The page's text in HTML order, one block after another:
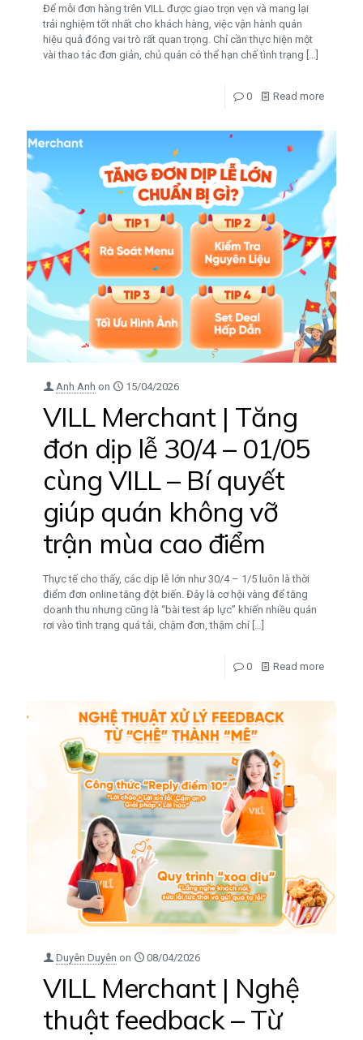
Để mỗi đơn hàng trên VILL được giao trọn vẹn và mang lại
trải nghiệm tốt nhất cho khách hàng, việc vận hành quán
hiệu quả đóng vai trò rất quan trọng. Chỉ cần thực hiện một
vài thao tác đơn giản, chủ quán có thể hạn chế tình trạng […]
0 Read more
Anh Anh on 15/04/2026
VILL Merchant | Tăng
đơn dịp lễ 30/4 – 01/05
cùng VILL – Bí quyết
giúp quán không vỡ
trận mùa cao điểm
Thực tế cho thấy, các dịp lễ lớn như 30/4 – 1/5 luôn là thời
điểm đơn online tăng đột biến. Đây là cơ hội vàng để tăng
doanh thu nhưng cũng là “bài test áp lực” khiến nhiều quán
rơi vào tình trạng quá tải, chậm đơn, thậm chí […]
0 Read more
Duyên Duyên on 08/04/2026
VILL Merchant | Nghệ
thuật feedback – Từ